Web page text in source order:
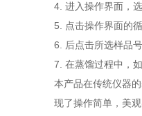
4. 进入操作界面，
5. 点击操作界面的
6. 后点击所选样品
7. 在蒸馏过程中，
本产品在传统仪器
现了操作简单，美